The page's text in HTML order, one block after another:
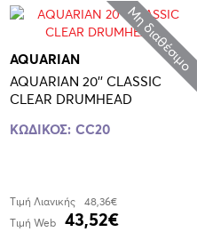
Μη διαθέσιμο
AQUARIAN
AQUARIAN 20'' CLASSIC
CLEAR DRUMHEAD
ΚΩΔΙΚΟΣ: CC20
Τιμή Λιανικής
48,36€
Τιμή Web
43,52€